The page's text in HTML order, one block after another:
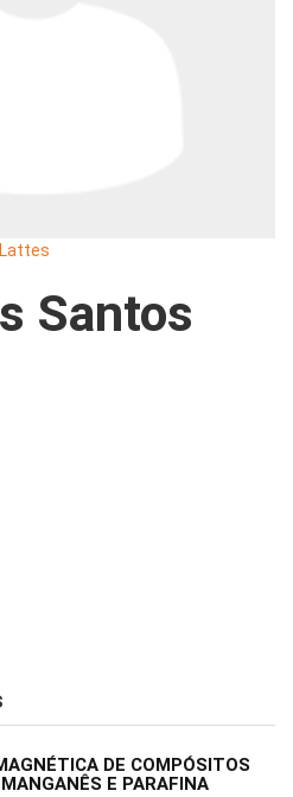
Lattes
Santos
DE COMPÓSITOS
E PARAFINA